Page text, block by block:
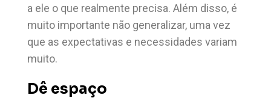
a ele o que realmente precisa. Além disso, é
muito importante não generalizar, uma vez
que as expectativas e necessidades variam
muito.
Dê espaço